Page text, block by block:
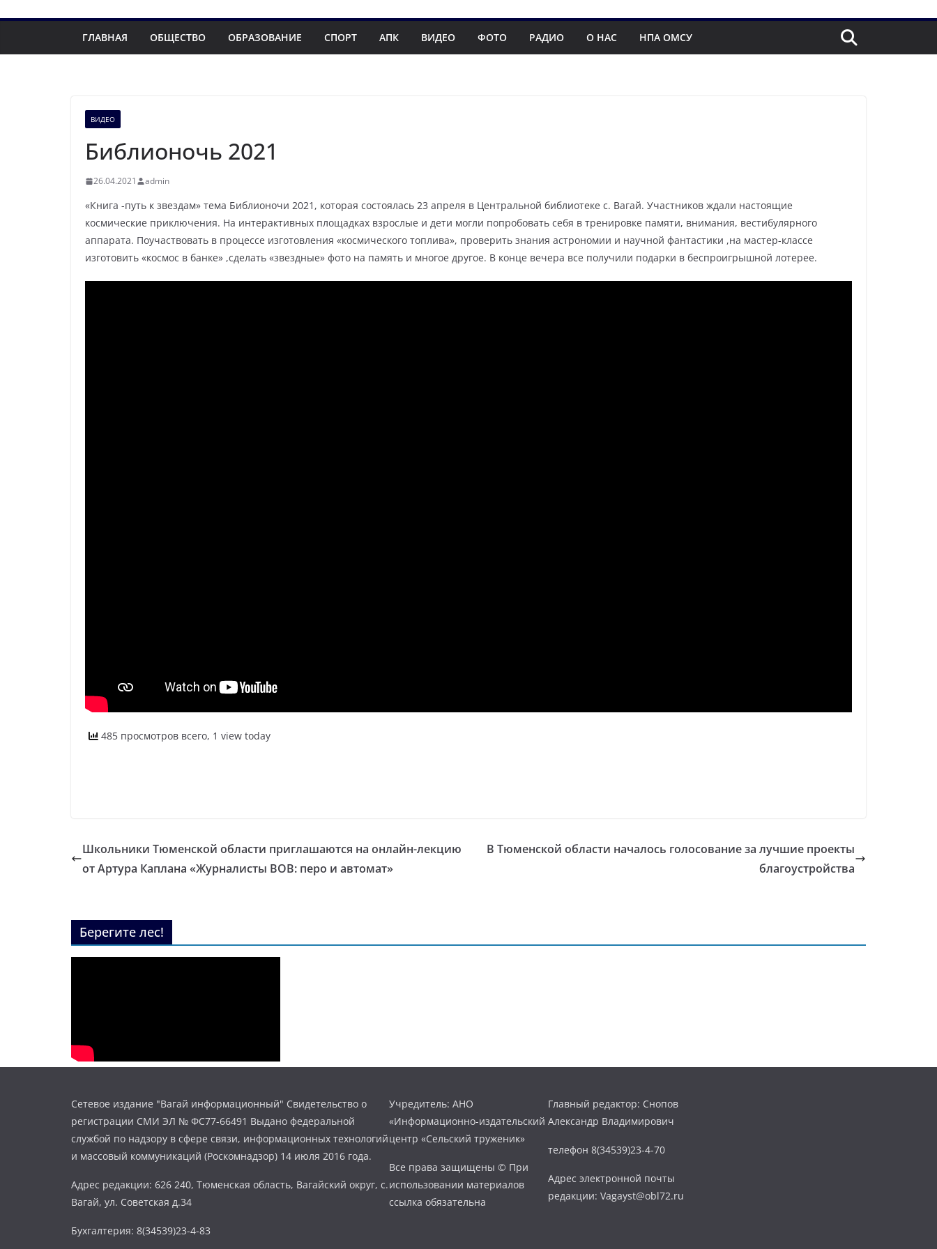
ГЛАВНАЯ ОБЩЕСТВО ОБРАЗОВАНИЕ СПОРТ АПК ВИДЕО ФОТО РАДИО О НАС НПА ОМСУ
ВИДЕО
Библионочь 2021
26.04.2021 admin
«Книга -путь к звездам» тема Библионочи 2021, которая состоялась 23 апреля в Центральной библиотеке с. Вагай. Участников ждали настоящие
космические приключения. На интерактивных площадках взрослые и дети могли попробовать себя в тренировке памяти, внимания, вестибулярного
аппарата. Поучаствовать в процессе изготовления «космического топлива», проверить знания астрономии и научной фантастики ,на мастер-классе
изготовить «космос в банке» ,сделать «звездные» фото на память и многое другое. В конце вечера все получили подарки в беспроигрышной лотерее.
485 просмотров всего, 1 view today
Школьники Тюменской области приглашаются на онлайн-лекцию
от Артура Каплана «Журналисты ВОВ: перо и автомат»
В Тюменской области началось голосование за лучшие проекты
благоустройства
Берегите лес!
Сетевое издание "Вагай информационный" Свидетельство о
регистрации СМИ ЭЛ № ФС77-66491 Выдано федеральной
службой по надзору в сфере связи, информационных технологий
и массовый коммуникаций (Роскомнадзор) 14 июля 2016 года.
Адрес редакции: 626 240, Тюменская область, Вагайский округ, с.
Вагай, ул. Советская д.34
Бухгалтерия: 8(34539)23-4-83
Учредитель: АНО
«Информационно-издательский
центр «Сельский труженик»
Все права защищены © При
использовании материалов
ссылка обязательна
Главный редактор: Снопов
Александр Владимирович
телефон 8(34539)23-4-70
Адрес электронной почты
редакции: Vagayst@obl72.ru